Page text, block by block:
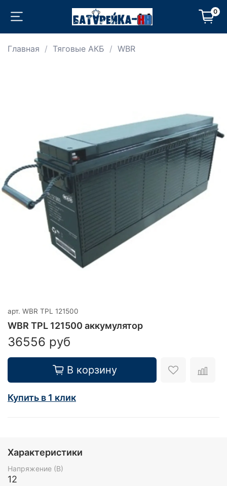
0
Главная Тяговые АКБ WBR
арт. WBR TPL 121500
WBR TPL 121500 аккумулятор
36556 руб
В корзину
Купить в 1 клик
Характеристики
Напряжение (В)
12